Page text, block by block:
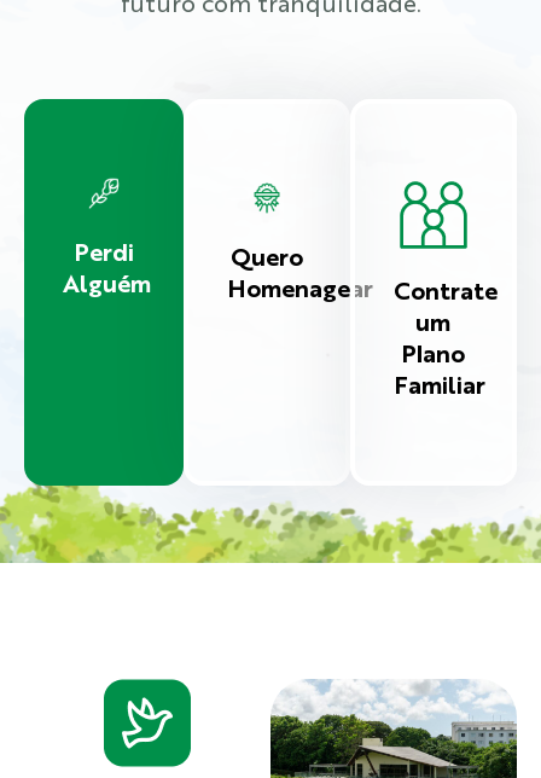
futuro com tranquilidade.
Perdi
Alguém
Quero
Homenagear
Contrate
um
Plano
Familiar